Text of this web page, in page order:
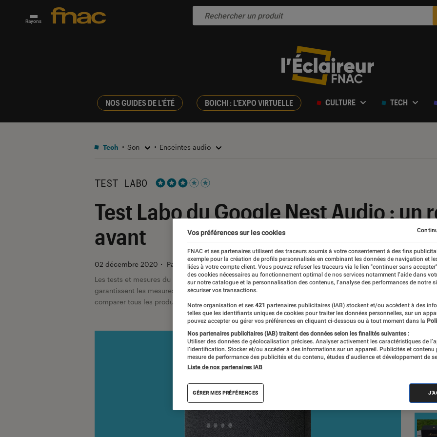
Rayons
NOS GUIDES DE L'ÉTÉ BOICHI : L'EXPO VIRTUELLE CULTURE TECH
Tech Son Enceintes audio
TEST LABO
Test Labo du Google Nest Audio : un
avant
02 décembre 2020 ・ Par
Régis Bertrand, Laure Renouard
Les tests et mesures du Labo Fnac sont réalisés en toute indépendance du commerce ou des fabricants
garantissent les mesures grâce à leur expertise, et aux équipements de mesures les plus précis. Pour en
comparer tous les produits, visitez notre
comparateur
VOIR
Vos préférences sur les cookies
FNAC et ses partenaires utilisent des traceurs soumis à votre consentement à des fins
exemple pour la création de profils personnalisés en combinant les données de navigation et
liées à votre compte client. Vous pouvez refuser les traceurs via le lien "continuer sans
des cookies nécessaires au fonctionnement optimal de nos services notamment l’aide dans
sur notre catalogue et la personnalisation des contenus, l’analyse des performances de notre
sécuriser vos transactions.
Notre organisation et ses 421 partenaires publicitaires (IAB) stockent et/ou accèdent à des
telles que les identifiants uniques de cookies pour traiter les données personnelles, sur un
pouvez accepter ou gérer vos préférences en cliquant ci-dessous ou à tout moment dans la
Nos partenaires publicitaires (IAB) traitent des données selon les finalités suivantes :
Utiliser des données de géolocalisation précises. Analyser activement les caractéristiques de
l’identification. Stocker et/ou accéder à des informations sur un appareil. Publicités et contenu
mesure de performance des publicités et du contenu, études d’audience et développement de
Liste de nos partenaires IAB
GÉRER MES PRÉFÉRENCES